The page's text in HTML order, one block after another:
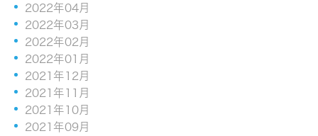
2022年04月
2022年03月
2022年02月
2022年01月
2021年12月
2021年11月
2021年10月
2021年09月